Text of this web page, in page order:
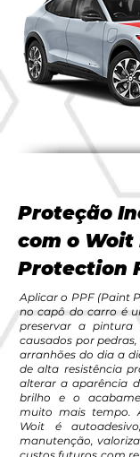
Proteção
com o
Protection
Aplicar o PPF (Paint
no capô do carro é
preservar a pintura
causados por
arranhões do dia a
de alta resistência
alterar a aparência
brilho e o
muito mais tempo.
Woit é
manutenção,